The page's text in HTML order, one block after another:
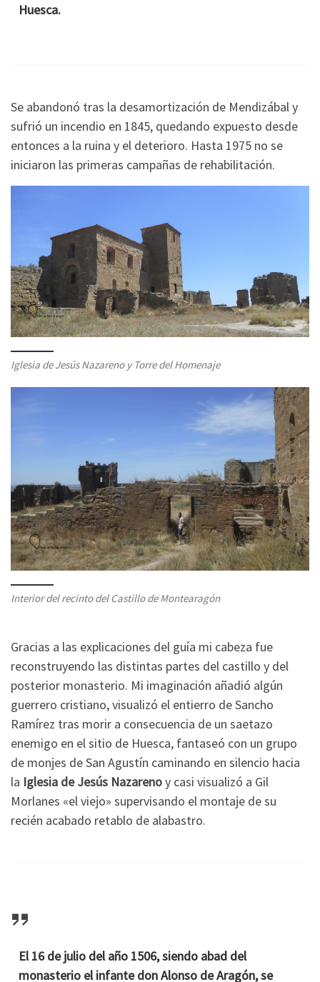
Huesca.
Se abandonó tras la desamortización de Mendizábal y
sufrió un incendio en 1845, quedando expuesto desde
entonces a la ruina y el deterioro. Hasta 1975 no se
iniciaron las primeras campañas de rehabilitación.
Iglesia de Jesús Nazareno y Torre del Homenaje
Interior del recinto del Castillo de Montearagón
Gracias a las explicaciones del guía mi cabeza fue
reconstruyendo las distintas partes del castillo y del
posterior monasterio. Mi imaginación añadió algún
guerrero cristiano, visualizó el entierro de Sancho
Ramírez tras morir a consecuencia de un saetazo
enemigo en el sitio de Huesca, fantaseó con un grupo
de monjes de San Agustín caminando en silencio hacia
la Iglesia de Jesús Nazarenoy casi visualizó a Gil
Morlanes «el viejo» supervisando el montaje de su
recién acabado retablo de alabastro.
El 16 de julio del año 1506, siendo abad del
monasterio el infante don Alonso de Aragón, se